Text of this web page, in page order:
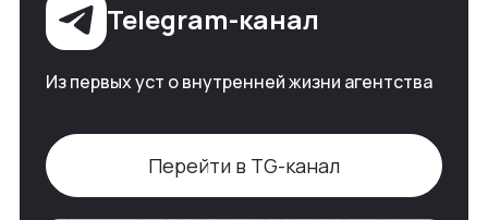
Telegram-канал
Из первых уст о внутренней жизни агентства
Перейти в TG-канал